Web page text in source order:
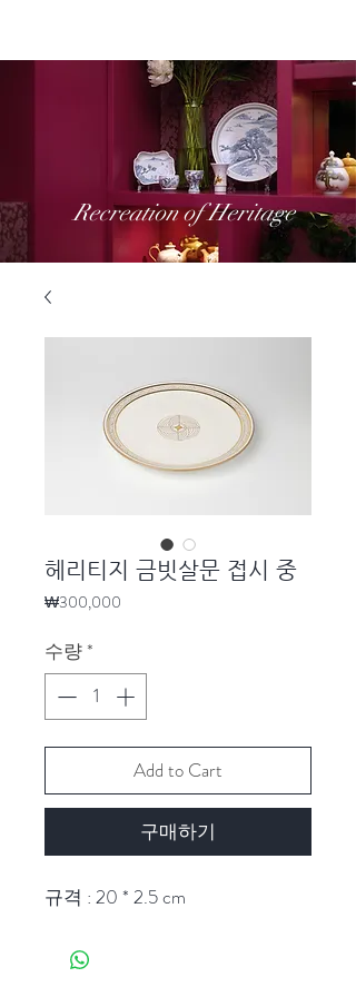
Recreation of Heritage
헤리티지 금빗살문 접시 중
₩300,000
수량*
Add to Cart
구매하기
규격 : 20 * 2.5 cm